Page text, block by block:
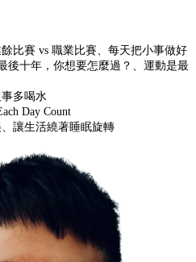
比賽 vs 職業比賽、每天把小事做好
後十年，你想要怎麼過？、運動是最
多喝水
Day Count
讓生活繞著睡眠旋轉